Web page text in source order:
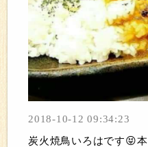
2018-10-12 09:34:23
炭火焼鳥いろはです😝